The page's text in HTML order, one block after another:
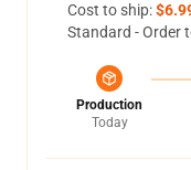
Cost to ship:
Standard - Order
Production
Today